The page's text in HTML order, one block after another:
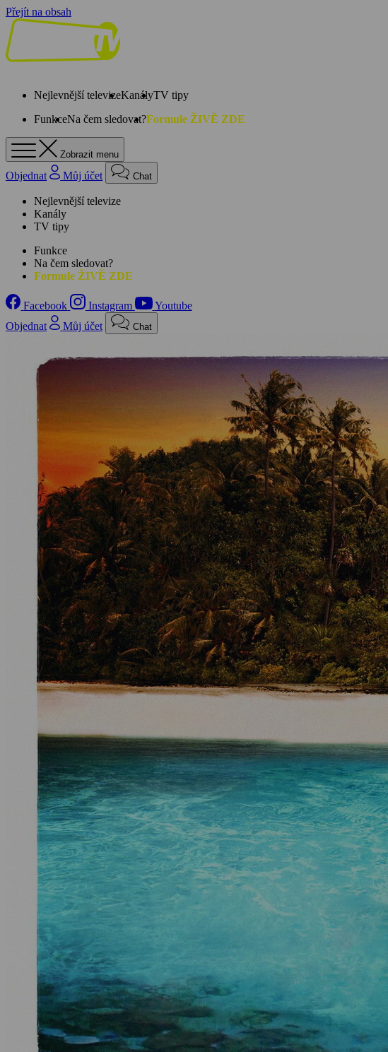
Přejít na obsah
Nejlevnější televizeKanályTV tipy
FunkceNa čem sledovat?Formule ŽIVĚ ZDE
Zobrazit menu
Objednat Můj účet Chat
Nejlevnější televize
Kanály
TV tipy
Funkce
Na čem sledovat?
Formule ŽIVĚ ZDE
Facebook Instagram
Youtube
Objednat
Můj účet Chat